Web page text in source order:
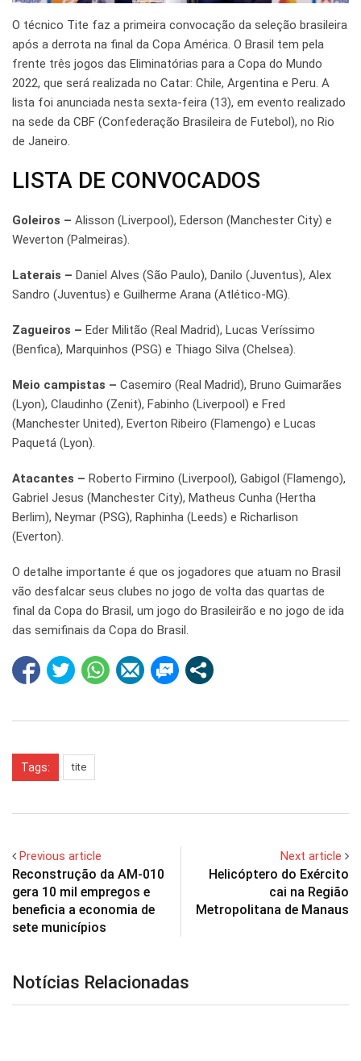
O técnico Tite faz a primeira convocação da seleção brasileira
após a derrota na final da Copa América. O Brasil tem pela
frente três jogos das Eliminatórias para a Copa do Mundo
2022, que será realizada no Catar: Chile, Argentina e Peru. A
lista foi anunciada nesta sexta-feira (13), em evento realizado
na sede da CBF (Confederação Brasileira de Futebol), no Rio
de Janeiro.
LISTA DE CONVOCADOS
Goleiros – Alisson (Liverpool), Ederson (Manchester City) e
Weverton (Palmeiras).
Laterais – Daniel Alves (São Paulo), Danilo (Juventus), Alex
Sandro (Juventus) e Guilherme Arana (Atlético-MG).
Zagueiros – Eder Militão (Real Madrid), Lucas Veríssimo
(Benfica), Marquinhos (PSG) e Thiago Silva (Chelsea).
Meio campistas – Casemiro (Real Madrid), Bruno Guimarães
(Lyon), Claudinho (Zenit), Fabinho (Liverpool) e Fred
(Manchester United), Everton Ribeiro (Flamengo) e Lucas
Paquetá (Lyon).
Atacantes – Roberto Firmino (Liverpool), Gabigol (Flamengo),
Gabriel Jesus (Manchester City), Matheus Cunha (Hertha
Berlim), Neymar (PSG), Raphinha (Leeds) e Richarlison
(Everton).
O detalhe importante é que os jogadores que atuam no Brasil
vão desfalcar seus clubes no jogo de volta das quartas de
final da Copa do Brasil, um jogo do Brasileirão e no jogo de ida
das semifinais da Copa do Brasil.
Tags: tite
Previous article
Reconstrução da AM-010
gera 10 mil empregos e
beneficia a economia de
sete municípios
Next article
Helicóptero do Exército
cai na Região
Metropolitana de Manaus
Notícias Relacionadas